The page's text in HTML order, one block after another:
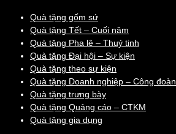
Quà tặng gốm sứ
Quà tặng Tết – Cuối năm
Quà tặng Pha lê – Thuỷ tinh
Quà tặng Đại hội – Sự kiện
Quà tặng theo sự kiện
Quà tặng Doanh nghiệp – Công đoàn
Quà tặng trưng bày
Quà tặng Quảng cáo – CTKM
Quà tặng gia dụng